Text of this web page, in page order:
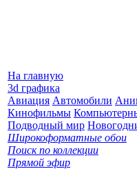
На главную
3d графика
Авиация Автомобили
Кинофильмы
Подводный мир
Широкоформатные обои
Поиск по коллекции
Прямой эфир